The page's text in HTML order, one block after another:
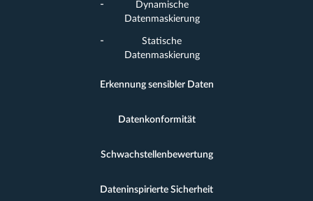
Dynamische
Datenmaskierung
Statische
Datenmaskierung
Erkennung sensibler Daten
Datenkonformität
Schwachstellenbewertung
Dateninspirierte Sicherheit